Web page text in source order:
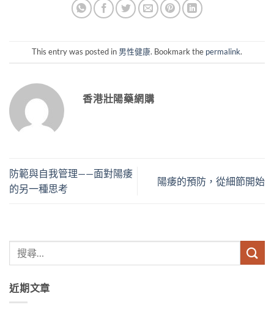
This entry was posted in 男性健康. Bookmark the permalink.
香港壯陽藥網購
防範與自我管理——面對陽痿
的另一種思考
陽痿的預防，從細節開始
近期文章